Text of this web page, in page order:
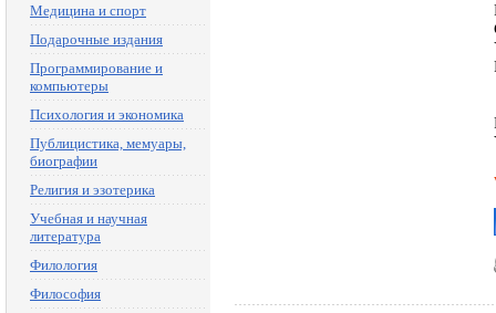
Медицина и спорт
Подарочные издания
Программирование и
компьютеры
Психология и экономика
Публицистика, мемуары,
биографии
Религия и эзотерика
Учебная и научная
литература
Филология
Философия